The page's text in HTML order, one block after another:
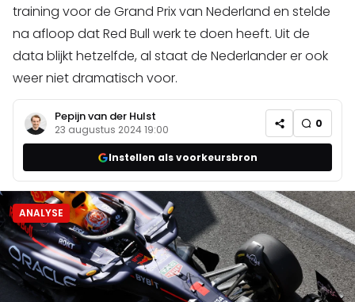
training voor de Grand Prix van Nederland en stelde
na afloop dat Red Bull werk te doen heeft. Uit de
data blijkt hetzelfde, al staat de Nederlander er ook
weer niet dramatisch voor.
Pepijn van der Hulst
23 augustus 2024 19:00 0
Instellen als voorkeursbron
ANALYSE